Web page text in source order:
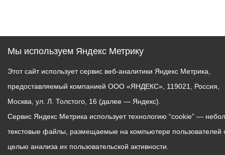
Мы используем Яндекс Метрику
Этот сайт использует сервис веб-аналитики Яндекс Метрика,
предоставляемый компанией ООО «ЯНДЕКС», 119021, Россия,
Москва, ул. Л. Толстого, 16 (далее — Яндекс).
Сервис Яндекс Метрика использует технологию “cookie” —
текстовые файлы, размещаемые на компьютере пользователей
целью анализа их пользовательской активности.